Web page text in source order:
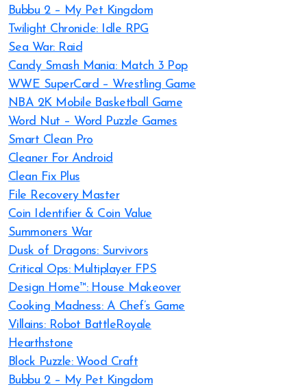
Bubbu 2 – My Pet Kingdom
Twilight Chronicle: Idle RPG
Sea War: Raid
Candy Smash Mania: Match 3 Pop
WWE SuperCard – Wrestling Game
NBA 2K Mobile Basketball Game
Word Nut – Word Puzzle Games
Smart Clean Pro
Cleaner For Android
Clean Fix Plus
File Recovery Master
Coin Identifier & Coin Value
Summoners War
Dusk of Dragons: Survivors
Critical Ops: Multiplayer FPS
Design Home™: House Makeover
Cooking Madness: A Chef’s Game
Villains: Robot BattleRoyale
Hearthstone
Block Puzzle: Wood Craft
Bubbu 2 – My Pet Kingdom